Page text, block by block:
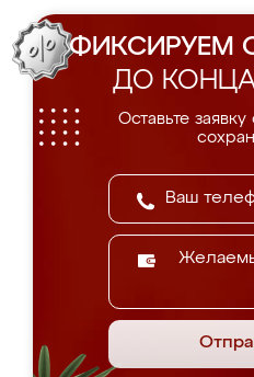
ФИКСИРУЕМ
ДО КОНЦА
Оставьте